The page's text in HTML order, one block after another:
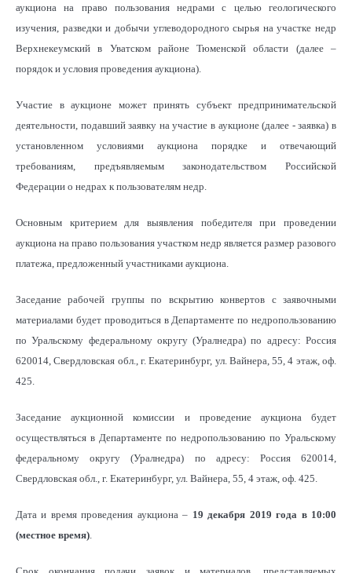
аукциона на право пользования недрами с целью геологического
изучения, разведки и добычи углеводородного сырья на участке недр
Верхнекеумский в Уватском районе Тюменской области (далее –
порядок и условия проведения аукциона).
Участие в аукционе может принять субъект предпринимательской
деятельности, подавший заявку на участие в аукционе (далее - заявка) в
установленном условиями аукциона порядке и отвечающий
требованиям, предъявляемым законодательством Российской
Федерации о недрах к пользователям недр.
Основным критерием для выявления победителя при проведении
аукциона на право пользования участком недр является размер разового
платежа, предложенный участниками аукциона.
Заседание рабочей группы по вскрытию конвертов с заявочными
материалами будет проводиться в Департаменте по недропользованию
по Уральскому федеральному округу (Уралнедра) по адресу: Россия
620014, Свердловская обл., г. Екатеринбург, ул. Вайнера, 55, 4 этаж, оф.
425.
Заседание аукционной комиссии и проведение аукциона будет
осуществляться в Департаменте по недропользованию по Уральскому
федеральному округу (Уралнедра) по адресу: Россия 620014,
Свердловская обл., г. Екатеринбург, ул. Вайнера, 55, 4 этаж, оф. 425.
Дата и время проведения аукциона – 19 декабря 2019 года в 10:00
(местное время)